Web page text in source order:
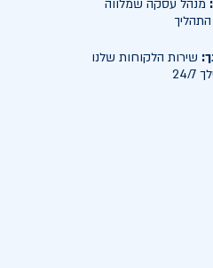
: מנהל עסקה שמלווה
: שירות הלקוחות שלנו
7